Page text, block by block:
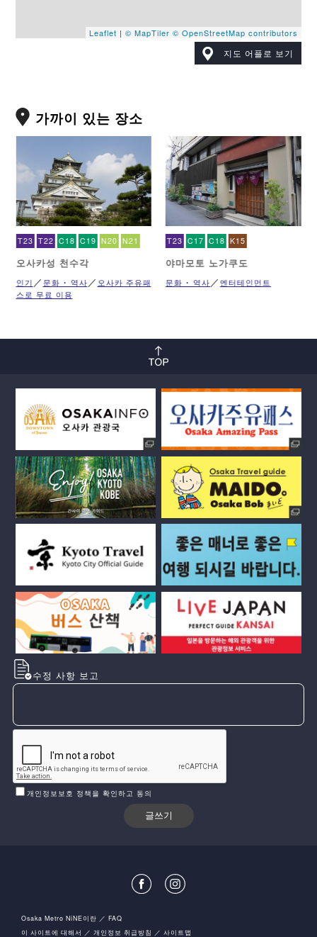
Leaflet | © MapTiler © OpenStreetMap contributors
지도 어플로 보기
가까이 있는 장소
T23 T22 C18 C19 N20 N21
오사카성 천수각
인기 문화 ･ 역사
오사카 주유패
스로 무료 이용
T23 C17 C18 K15
야마모토 노가쿠도
문화 ･ 역사 엔터테인먼트
수정 사항 보고
개인정보보호 정책을 확인하고 동의
Osaka Metro NiNE이란
FAQ
이 사이트에 대해서
개인정보 취급방침 사이트맵